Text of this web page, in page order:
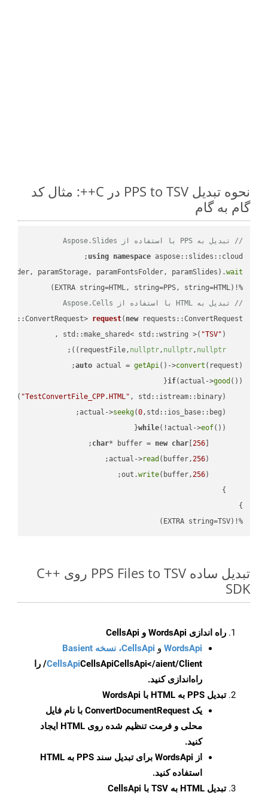
نحوه تبدیل PPS to TSV در C++: مثال کد
گام به گام
// تبدیل به PPS با استفاده از Aspose.Slides
using namespace
paramStorage, paramFontsFolder, paramSlides).wait
%!(EXTRA string=HTML, string=PPS, string=HTML)
// تبدیل به HTML با استفاده از Aspose.Cells
request( new
"TSV"
    requestFile,
nullptr, nullptr, nullptr
))
;
auto actual = getApi()->convert (request);
if(actual->good
( "TestConvertFile_CPP.HTML" , std::istream::binary)
seekg(0
while(!actual->eof
char* buffer = new char[ 256
read (buffer,256
write(buffer,256
%!(EXTRA string=TSV)
تبدیل ساده PPS Files to TSV روی C++
SDK
راه اندازی WordsApi و CellsApi
WordsApi و CellsApi، نسخه Basient
CellsApiCellsApi
CellsApi</aient/Client/ را
راه‌اندازی کنید.
تبدیل PPS به HTML با WordsApi
یک ConvertDocumentRequest با نام فایل
محلی و فرمت تنظیم شده روی HTML ایجاد
کنید.
از WordsApi برای تبدیل سند PPS به HTML
استفاده کنید.
تبدیل HTML به TSV با CellsApi